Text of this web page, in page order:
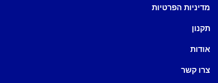
מדיניות הפרטיות
תקנון
אודות
צרו קשר